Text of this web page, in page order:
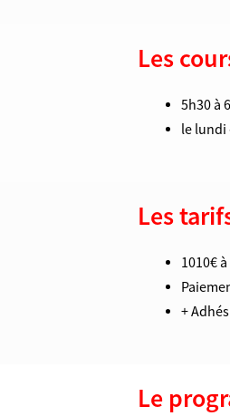
Les
5h30 à
le lundi
Les
1010€
+
Le